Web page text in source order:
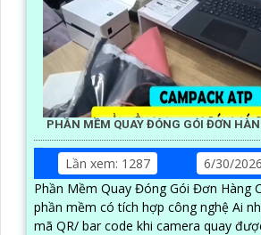
PHẦN MỀM QUAY ĐÓNG GÓI ĐƠN
Lần xem: 1287
6/30/
Phần Mềm Quay Đóng Gói Đơn Hàng
phần mềm có tích hợp công nghệ Ai
mã QR/ bar code khi camera quay